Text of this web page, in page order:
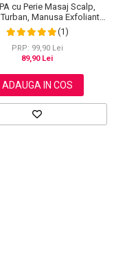
cu Perie Masaj Scalp,
Manusa Exfolianta
din Bumbac, NOVA
KISS®
(1)
PRP: 99,90 Lei
89,90 Lei
ADAUGA IN COS